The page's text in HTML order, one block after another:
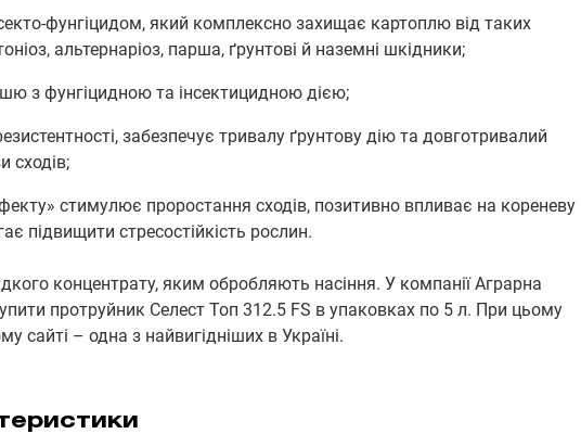
фунгіцидом, який комплексно захищає картоплю від таких
альтернаріоз, парша, ґрунтові й наземні шкідники;
з фунгіцидною та інсектицидною дією;
забезпечує тривалу ґрунтову дію та довготривалий
сходів;
стимулює проростання сходів, позитивно впливає на кореневу
підвищити стресостійкість рослин.
концентрату, яким обробляють насіння. У компанії Аграрна
протруйник Селест Топ 312.5 FS в упаковках по 5 л. При цьому
сайті – одна з найвигідніших в Україні.